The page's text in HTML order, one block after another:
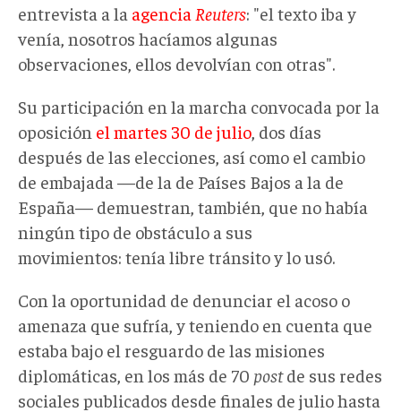
entrevista a la agencia Reuters: "el texto iba y
venía, nosotros hacíamos algunas
observaciones, ellos devolvían con otras".
Su participación en la marcha convocada por la
oposición el martes 30 de julio , dos días
después de las elecciones, así como el cambio
de embajada —de la de Países Bajos a la de
España— demuestran, también, que no había
ningún tipo de obstáculo a sus
movimientos: tenía libre tránsito y lo usó.
Con la oportunidad de denunciar el acoso o
amenaza que sufría, y teniendo en cuenta que
estaba bajo el resguardo de las misiones
diplomáticas, en los más de 70 postde sus redes
sociales publicados desde finales de julio hasta